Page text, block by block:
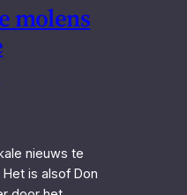
molens
nieuws te
is alsof Don